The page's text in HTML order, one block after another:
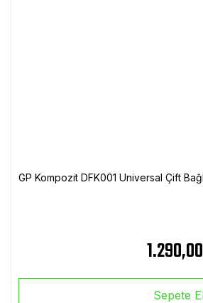
GP Kompozit DFK001 Universal Çift
Sepete